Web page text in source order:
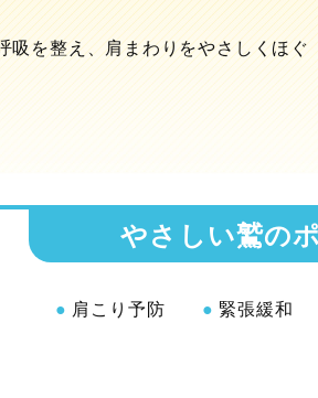
吸を整え、肩まわりをやさしくほぐ
やさしい鷲の
肩こり予防 緊張緩和